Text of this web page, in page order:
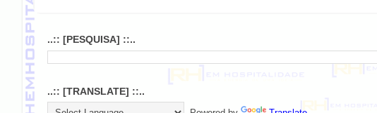
..:: [PESQUISA] ::..
..:: [TRANSLATE] ::..